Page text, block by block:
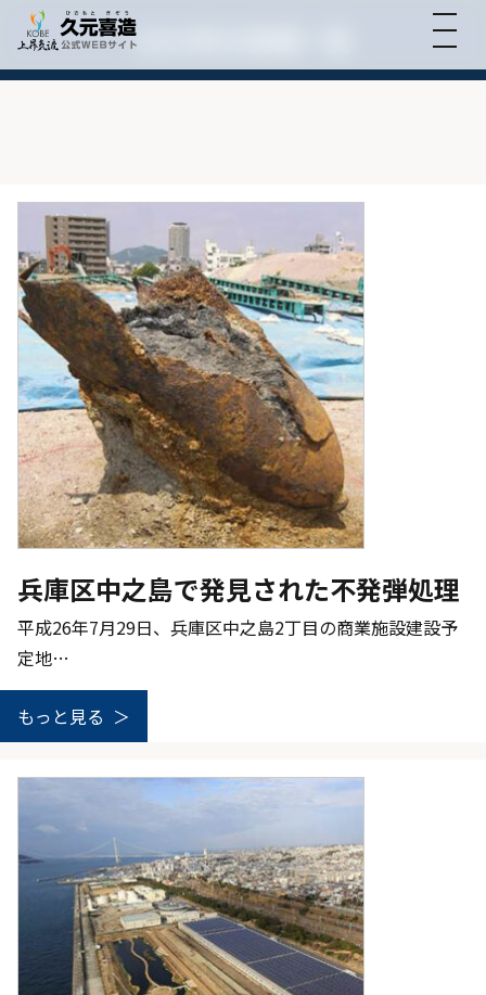
2014年の実績一覧
兵庫区中之島で発見された不発弾処理
平成26年7月29日、兵庫区中之島2丁目の商業施設建設予
定地…
もっと見る